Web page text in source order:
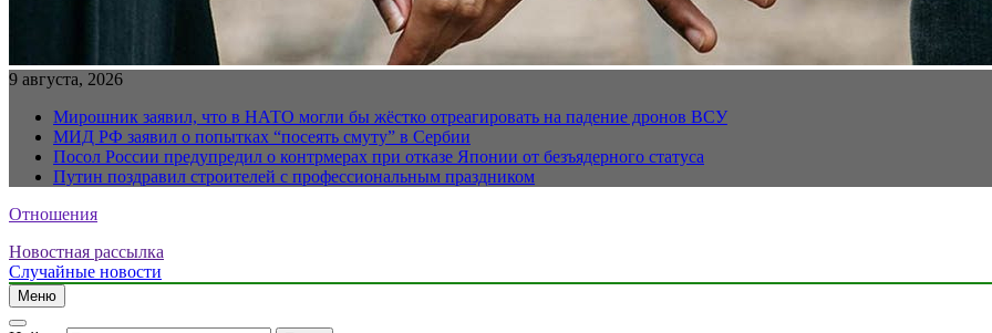
9 августа, 2026
Мирошник заявил, что в НАТО могли бы жёстко отреагировать на падение дронов ВСУ
МИД РФ заявил о попытках “посеять смуту” в Сербии
Посол России предупредил о контрмерах при отказе Японии от безъядерного статуса
Путин поздравил строителей с профессиональным праздником
Отношения
Новостная рассылка
Случайные новости
Меню